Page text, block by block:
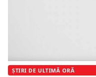
ȘTIRI DE ULTIMĂ ORĂ